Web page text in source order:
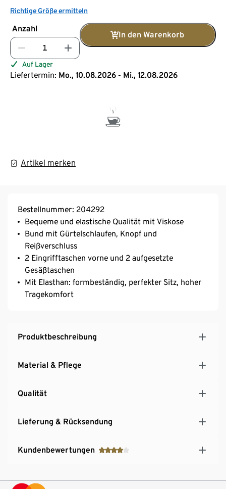
Richtige Größe ermitteln
Anzahl
In den Warenkorb
Auf Lager
Liefertermin: Mo., 10.08.2026 - Mi., 12.08.2026
Artikel merken
Bestellnummer: 204292
Bequeme und elastische Qualität mit Viskose
Bund mit Gürtelschlaufen, Knopf und
Reißverschluss
2 Eingrifftaschen vorne und 2 aufgesetzte
Gesäßtaschen
Mit Elasthan: formbeständig, perfekter Sitz, hoher
Tragekomfort
Produktbeschreibung
Material & Pflege
Qualität
Lieferung & Rücksendung
Kundenbewertungen